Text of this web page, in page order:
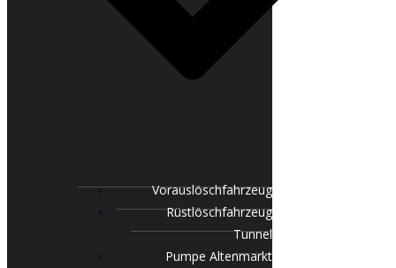
Vorauslöschfahrzeug
Rüstlöschfahrzeug
Tunnel
Pumpe Altenmarkt